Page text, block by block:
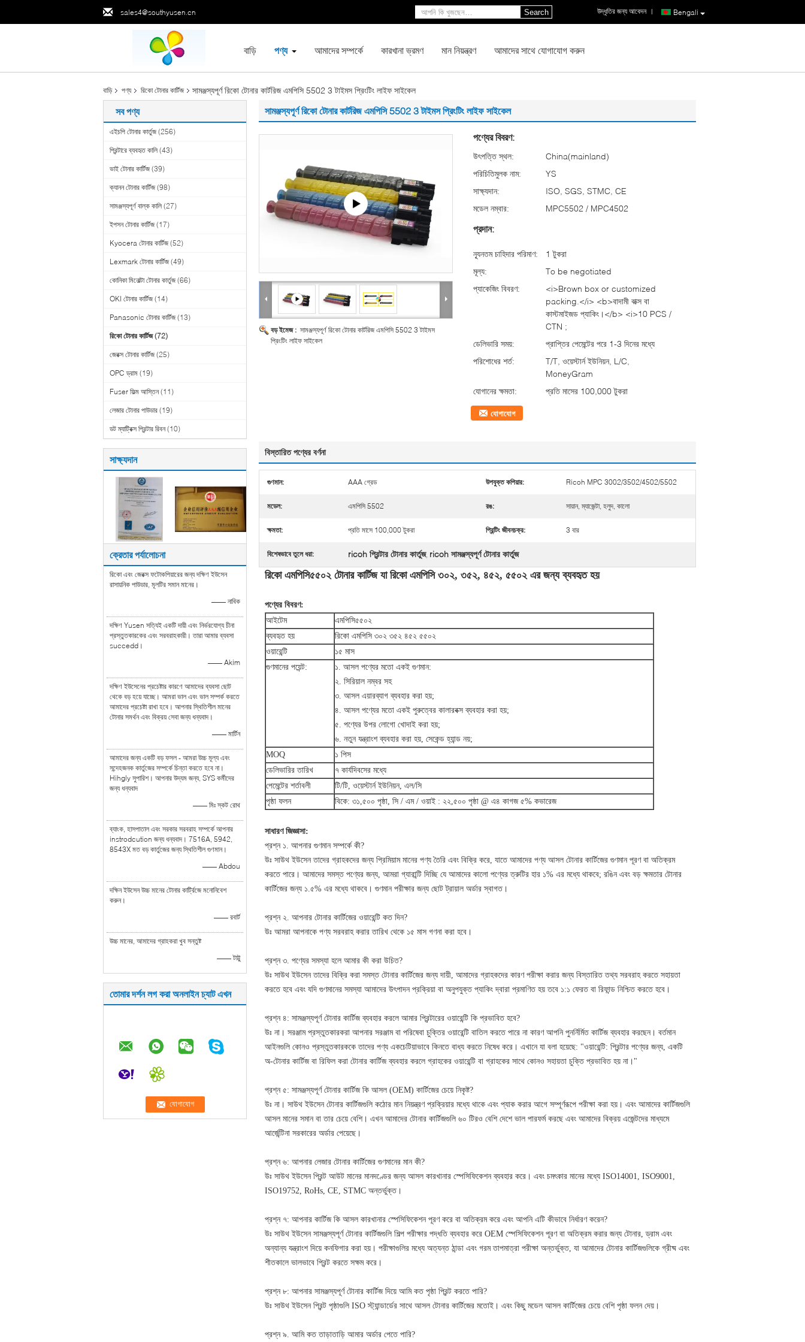
sales4@southyusen.cn Bengali
উদ্ধৃতির জন্য আবেদন |
Search
বাড়ি পণ্য আমাদের সম্পর্কে কারখানা ভ্রমণ মান নিয়ন্ত্রণ আমাদের সাথে যোগাযোগ করুন
বাড়ি পণ্য রিকো টোনার কার্টিজ সামঞ্জস্যপূর্ণ রিকো টোনার কার্টরিজ এমপিসি 5502 3 টাইমস প্রিংটিং লাইফ সাইকেল
সব পণ্য
এইচপি টোনার কার্তুজ (256)
প্রিন্টারে ব্যবহৃত কালি (43)
ভাই টোনার কার্টিজ (39)
ক্যানন টোনার কার্টিজ (98)
সামঞ্জস্যপূর্ণ বাল্ক কালি (27)
ইপসন টোনার কার্টিজ (17)
Kyocera টোনার কার্টিজ (52)
Lexmark টোনার কার্টিজ (49)
কোনিকা মিনোল্টা টোনার কার্তুজ (66)
OKI টোনার কার্টিজ (14)
Panasonic টোনার কার্টিজ (13)
রিকো টোনার কার্টিজ (72)
জেরক্স টোনার কার্টিজ (25)
OPC ড্রাম (19)
Fuser ফিল্ম আস্তিন (11)
লেজার টোনার পাউডার (19)
ডট ম্যাট্রিক্স প্রিন্টার রিবন (10)
সাক্ষ্যদান
ক্রেতার পর্যালোচনা
রিকো এবং জেরক্স ফটোকপিয়ারের জন্য দক্ষিণ ইউসেন
রাসায়নিক পাউডার, মূলটির সমান মানের।
—— নাবিক
দক্ষিণ Yusen সত্যিই একটি দায়ী এবং নির্ভরযোগ্য চীনা
প্রস্তুতকারকের এবং সরবরাহকারী। তারা আমার ব্যবসা
succedd।
—— Akim
দক্ষিণ ইউসেনের প্রচেষ্টার কারণে আমাদের ব্যবসা ছোট
থেকে বড় হয়ে যাচ্ছে। আমরা ভাল এবং ভাল সম্পর্ক করতে
আমাদের প্রচেষ্টা রাখা হবে। আপনার স্থিতিশীল মানের
টোনার সমর্থন এবং বিক্রয় সেবা জন্য ধন্যবাদ।
—— মার্টিন
আমাদের জন্য একটি বড় ফসল - আমরা উচ্চ মূল্য এবং
সন্দেহজনক কার্তুজের সম্পর্কে চিন্তা করতে হবে না।
Hihgly সুপারিশ। আপনার উদ্যম জন্য, SYS কর্মীদের
জন্য ধন্যবাদ
—— মিঃ স্কট রোথ
ব্যাংক, হাসপাতাল এবং সরকার সরবরাহ সম্পর্কে আপনার
instrodcution জন্য ধন্যবাদ। 7516A, 5942,
8543X মত বড় কার্তুজের জন্য স্থিতিশীল গুণমান।
—— Abdou
দক্ষিন ইউসেন উচ্চ মানের টোনার কার্ট্রিজে মনোনিবেশ
করুন।
—— রবার্ট
উচ্চ মানের, আমাদের গ্রাহকরা খুব সন্তুষ্ট
—— টাট্টু
তোমার দর্শন লগ করা অনলাইন চ্যাট এখন
সামঞ্জস্যপূর্ণ রিকো টোনার কার্টরিজ এমপিসি 5502 3 টাইমস প্রিংটিং লাইফ সাইকেল
বড় ইমেজ : সামঞ্জস্যপূর্ণ রিকো টোনার কার্টরিজ এমপিসি 5502 3 টাইমস
প্রিংটিং লাইফ সাইকেল
পণ্যের বিবরণ:
উৎপত্তি স্থল:
China(mainland)
পরিচিতিমুলক নাম:
YS
সাক্ষ্যদান:
ISO, SGS, STMC, CE
মডেল নম্বার:
MPC5502 / MPC4502
প্রদান:
ন্যূনতম চাহিদার পরিমাণ:
1 টুকরা
মূল্য:
To be negotiated
প্যাকেজিং বিবরণ:
<i>Brown box or customized
packing.</i> <b>বাদামী বাক্স বা
কাস্টমাইজড প্যাকিং।</b> <i>10 PCS /
CTN ;
ডেলিভারি সময়:
প্রাপ্তির পেমেন্টের পরে 1-3 দিনের মধ্যে
পরিশোধের শর্ত:
T/T, ওয়েস্টার্ন ইউনিয়ন, L/C,
MoneyGram
যোগানের ক্ষমতা:
প্রতি মাসের 100,000 টুকরা
যোগাযোগ
বিস্তারিত পণ্যের বর্ণনা
গুণমান: AAA গ্রেড উপযুক্ত কপিয়ার: Ricoh MPC 3002/3502/4502/5502
মডেল: এমপিসি 5502 রঙ: সায়ান, ম্যাজেন্টা, হলুদ, কালো
ক্ষমতা: প্রতি মাসে 100,000 টুকরা প্রিন্টিং জীবনচক্র: 3 বার
বিশেষভাবে তুলে ধরা: ricoh প্রিন্টার টোনার কার্তুজ, ricoh সামঞ্জস্যপূর্ণ টোনার কার্তুজ
রিকো এমপিসি৫৫০২ টোনার কার্টিজ যা রিকো এমপিসি ৩০২, ৩৫২, ৪৫২, ৫৫০২ এর জন্য ব্যবহৃত হয়
পণ্যের বিবরণ:
আইটেম
এমপিসি৫৫০২
ব্যবহৃত হয়
রিকো এমপিসি ৩০২ ৩৫২ ৪৫২ ৫৫০২
ওয়ারেন্টি
১৫ মাস
গুণমানের পয়েন্ট:
১. আসল পণ্যের মতো একই গুণমান:
২. সিরিয়াল নম্বর সহ
৩. আসল এয়ারব্যাগ ব্যবহার করা হয়;
৪. আসল পণ্যের মতো একই পুরুত্বের কালারবক্স ব্যবহার করা হয়;
৫. পণ্যের উপর লোগো খোদাই করা হয়;
৬. নতুন যন্ত্রাংশ ব্যবহার করা হয়, সেকেন্ড হ্যান্ড নয়;
MOQ
১ পিস
ডেলিভারির তারিখ
৭ কার্যদিবসের মধ্যে
পেমেন্টের শর্তাবলী
টি/টি, ওয়েস্টার্ন ইউনিয়ন, এল/সি
পৃষ্ঠা ফলন
বিকে: ৩১,৫০০ পৃষ্ঠা, সি / এম / ওয়াই : ২২,৫০০ পৃষ্ঠা @ এ৪ কাগজ ৫% কভারেজ
সাধারণ জিজ্ঞাসা:
প্রশ্ন ১. আপনার গুণমান সম্পর্কে কী?
উঃ সাউথ ইউসেন তাদের গ্রাহকদের জন্য প্রিমিয়াম মানের পণ্য তৈরি এবং বিক্রি করে, যাতে আমাদের পণ্য আসল টোনার কার্টিজের গুণমান পূরণ বা অতিক্রম
করতে পারে। আমাদের সমস্ত পণ্যের জন্য, আমরা গ্যারান্টি দিচ্ছি যে আমাদের কালো পণ্যের ত্রুটির হার ১% এর মধ্যে থাকবে; রঙিন এবং বড় ক্ষমতার টোনার
কার্টিজের জন্য ১.৫% এর মধ্যে থাকবে। গুণমান পরীক্ষার জন্য ছোট ট্রায়াল অর্ডার স্বাগত।
প্রশ্ন ২. আপনার টোনার কার্টিজের ওয়ারেন্টি কত দিন?
উঃ আমরা আপনাকে পণ্য সরবরাহ করার তারিখ থেকে ১৫ মাস গণনা করা হবে।
প্রশ্ন ৩. পণ্যের সমস্যা হলে আমার কী করা উচিত?
উঃ সাউথ ইউসেন তাদের বিক্রি করা সমস্ত টোনার কার্টিজের জন্য দায়ী, আমাদের গ্রাহকদের কারণ পরীক্ষা করার জন্য বিস্তারিত তথ্য সরবরাহ করতে সহায়তা
করতে হবে এবং যদি গুণমানের সমস্যা আমাদের উৎপাদন প্রক্রিয়া বা অনুপযুক্ত প্যাকিং দ্বারা প্রমাণিত হয় তবে ১:১ ফেরত বা রিফান্ড নিশ্চিত করতে হবে।
প্রশ্ন ৪: সামঞ্জস্যপূর্ণ টোনার কার্টিজ ব্যবহার করলে আমার প্রিন্টারের ওয়ারেন্টি কি প্রভাবিত হবে?
উঃ না। সরঞ্জাম প্রস্তুতকারকরা আপনার সরঞ্জাম বা পরিষেবা চুক্তির ওয়ারেন্টি বাতিল করতে পারে না কারণ আপনি পুনর্নির্মিত কার্টিজ ব্যবহার করছেন। বর্তমান
আইনগুলি কোনও প্রস্তুতকারককে তাদের পণ্য একচেটিয়াভাবে কিনতে বাধ্য করতে নিষেধ করে। এখানে যা বলা হয়েছে: "ওয়ারেন্টি: প্রিন্টার পণ্যের জন্য, একটি
অ-টোনার কার্টিজ বা রিফিল করা টোনার কার্টিজ ব্যবহার করলে গ্রাহকের ওয়ারেন্টি বা গ্রাহকের সাথে কোনও সহায়তা চুক্তি প্রভাবিত হয় না।"
প্রশ্ন ৫: সামঞ্জস্যপূর্ণ টোনার কার্টিজ কি আসল (OEM) কার্টিজের চেয়ে নিকৃষ্ট?
উঃ না। সাউথ ইউসেন টোনার কার্টিজগুলি কঠোর মান নিয়ন্ত্রণ প্রক্রিয়ার মধ্যে থাকে এবং প্যাক করার আগে সম্পূর্ণরূপে পরীক্ষা করা হয়। এবং আমাদের কার্টিজগুলি
আসল মানের সমান বা তার চেয়ে বেশি। এখন আমাদের টোনার কার্টিজগুলি ৬০ টিরও বেশি দেশে ভাল পারফর্ম করছে এবং আমাদের বিক্রয় এজেন্টদের মাধ্যমে
আর্জেন্টিনা সরকারের অর্ডার পেয়েছে।
প্রশ্ন ৬: আপনার লেজার টোনার কার্টিজের গুণমানের মান কী?
উঃ সাউথ ইউসেন প্রিন্ট আউট মানের মানদণ্ডের জন্য আসল কারখানার স্পেসিফিকেশন ব্যবহার করে। এবং চমৎকার মানের মধ্যে ISO14001, ISO9001,
ISO19752, RoHs, CE, STMC অন্তর্ভুক্ত।
প্রশ্ন ৭: আপনার কার্টিজ কি আসল কারখানার স্পেসিফিকেশন পূরণ করে বা অতিক্রম করে এবং আপনি এটি কীভাবে নির্ধারণ করেন?
উঃ সাউথ ইউসেন সামঞ্জস্যপূর্ণ টোনার কার্টিজগুলি শিল্প পরীক্ষার পদ্ধতি ব্যবহার করে OEM স্পেসিফিকেশন পূরণ বা অতিক্রম করার জন্য টোনার, ড্রাম এবং
অন্যান্য যন্ত্রাংশ দিয়ে কনফিগার করা হয়। পরীক্ষাগুলির মধ্যে অত্যন্ত ঠান্ডা এবং গরম তাপমাত্রা পরীক্ষা অন্তর্ভুক্ত, যা আমাদের টোনার কার্টিজগুলিকে গ্রীষ্ম এবং
শীতকালে ভালভাবে প্রিন্ট করতে সক্ষম করে।
প্রশ্ন ৮: আপনার সামঞ্জস্যপূর্ণ টোনার কার্টিজ দিয়ে আমি কত পৃষ্ঠা প্রিন্ট করতে পারি?
উঃ সাউথ ইউসেন প্রিন্ট পৃষ্ঠাগুলি ISO স্ট্যান্ডার্ডের সাথে আসল টোনার কার্টিজের মতোই। এবং কিছু মডেল আসল কার্টিজের চেয়ে বেশি পৃষ্ঠা ফলন দেয়।
প্রশ্ন ৯. আমি কত তাড়াতাড়ি আমার অর্ডার পেতে পারি?